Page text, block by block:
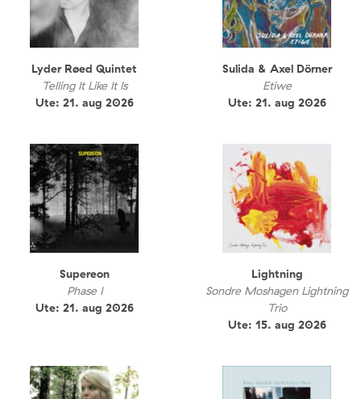
Lyder Røed Quintet
Telling It Like It Is
Ute: 21. aug 2026
Sulida & Axel Dörner
Etiwe
Ute: 21. aug 2026
Supereon
Phase I
Ute: 21. aug 2026
Lightning
Sondre Moshagen Lightning
Trio
Ute: 15. aug 2026